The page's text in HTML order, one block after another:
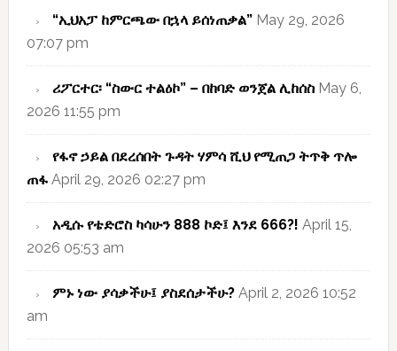
“ኢህአፓ ከምርጫው በኋላ ይሰነጠቃል” May 29, 2026
07:07 pm
ሪፖርተር፡ “ስውር ተልዕኮ” – በከባድ ወንጀል ሊከሰስ May 6,
2026 11:55 pm
የፋኖ ኃይል በደረሰበት ጉዳት ሃምሳ ሺህ የሚጠጋ ትጥቅ ጥሎ
ጠፋ April 29, 2026 02:27 pm
አዲሱ የቴድሮስ ካሳሁን 888 ኮድ፤ እንደ 666?! April 15,
2026 05:53 am
ምኑ ነው ያሳቃችሁ፤ ያስደሰታችሁ? April 2, 2026 10:52
am